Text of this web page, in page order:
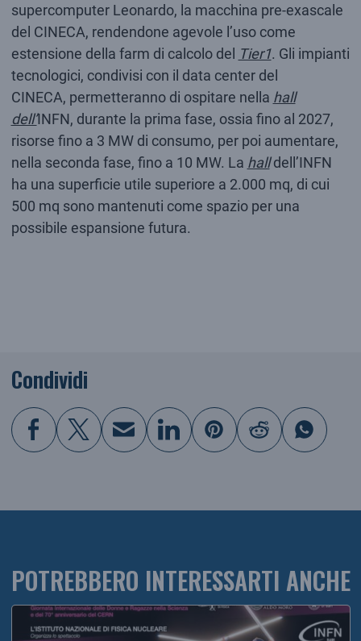
supercomputer Leonardo, la macchina pre-exascale
del CINECA, rendendone agevole l’uso come
estensione della farm di calcolo del Tier1. Gli impianti
tecnologici, condivisi con il data center del
CINECA, permetteranno di ospitare nella hall
dell’INFN, durante la prima fase, ossia fino al 2027,
risorse fino a 3 MW di consumo, per poi aumentare,
nella seconda fase, fino a 10 MW. La halldell’INFN
ha una superficie utile superiore a 2.000 mq, di cui
500 mq sono mantenuti come spazio per una
possibile espansione futura.
Condividi
POTREBBERO INTERESSARTI ANCHE